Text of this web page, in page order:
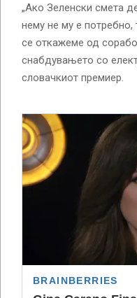
„Ако Зеленски смета
нему не му е
се откажеме од
снабдувањето со
словачкиот премиер.